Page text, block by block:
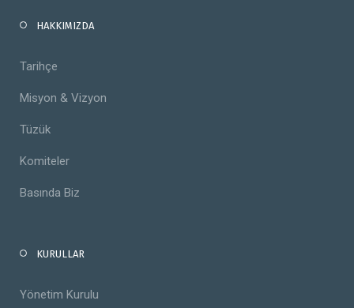
HAKKIMIZDA
Tarihçe
Misyon & Vizyon
Tüzük
Komiteler
Basında Biz
KURULLAR
Yönetim Kurulu